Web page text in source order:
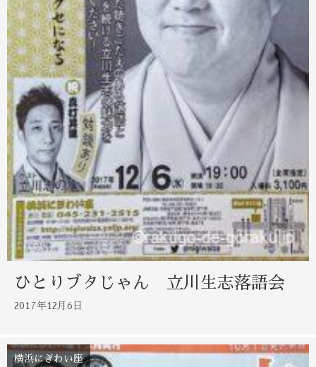
ひとりブタじゃん 立川生志落語会
2017年12月6日
横浜にぎわい座